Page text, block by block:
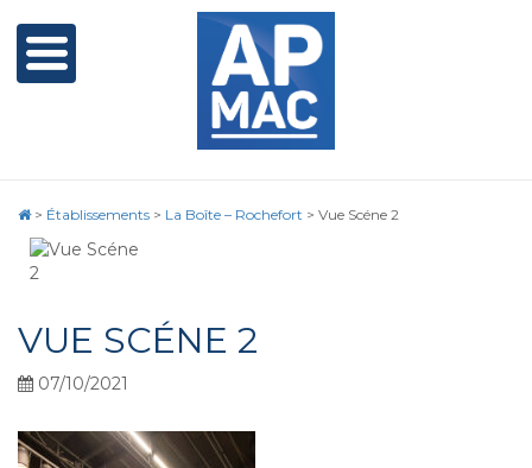
> Établissements > La Boîte – Rochefort > Vue Scéne 2
VUE SCÉNE 2
07/10/2021